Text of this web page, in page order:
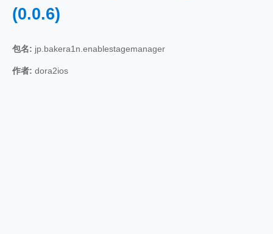
(0.0.6)
包名: jp.bakera1n.enablestagemanager
作者: dora2ios